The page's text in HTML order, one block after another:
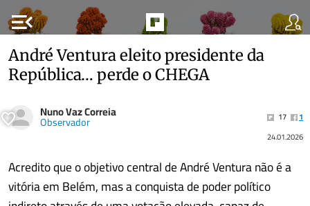
menu_open
André Ventura eleito presidente da
República… perde o CHEGA
Nuno Vaz Correia
Observador 17
1
24.01.2026
Acredito que o objetivo central de André Ventura não é a
vitória em Belém, mas a conquista de poder político